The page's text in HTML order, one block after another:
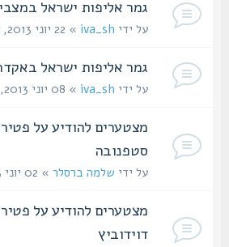
גמר אליפות ישראל במצבים‏
על ידיiva_sh» 22 יוני 2013, 14:38
גמר אליפות ישראל באקדח
על ידיiva_sh» 08 יוני 2013, 15:09
מצטערים להודיע על פטירתה
סטפנובה
על ידישלמה ברסלר» 02 יוני 2013, 09:25
מצטערים להודיע על פטירת
דוידוביץ